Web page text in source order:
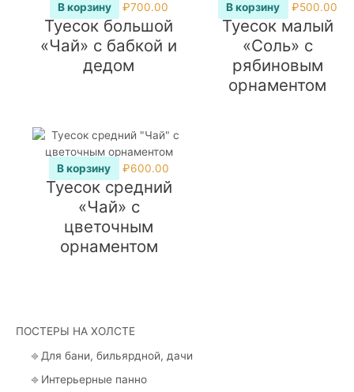
ПОСТЕРЫ НА ХОЛСТЕ
⎆ Для бани, бильярдной, дачи
⎆ Интерьерные панно
В корзину ₽700.00
Туесок большой
«Чай» с бабкой и
дедом
В корзину ₽500.00
Туесок малый
«Соль» с
рябиновым
орнаментом
В корзину ₽600.00
Туесок средний
«Чай» с
цветочным
орнаментом